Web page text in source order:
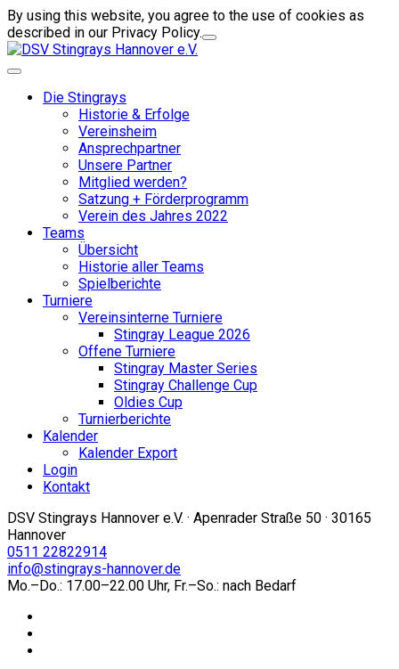
By using this website, you agree to the use of cookies as
described in our Privacy Policy.
Die Stingrays
Historie & Erfolge
Vereinsheim
Ansprechpartner
Unsere Partner
Mitglied werden?
Satzung + Förderprogramm
Verein des Jahres 2022
Teams
Übersicht
Historie aller Teams
Spielberichte
Turniere
Vereinsinterne Turniere
Stingray League 2026
Offene Turniere
Stingray Master Series
Stingray Challenge Cup
Oldies Cup
Turnierberichte
Kalender
Kalender Export
Login
Kontakt
DSV Stingrays Hannover e.V. · Apenrader Straße 50 · 30165
Hannover
0511 22822914
info@stingrays-hannover.de
Mo.–Do.: 17.00–22.00 Uhr, Fr.–So.: nach Bedarf